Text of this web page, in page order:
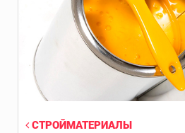
СТРОЙМАТЕРИАЛЫ